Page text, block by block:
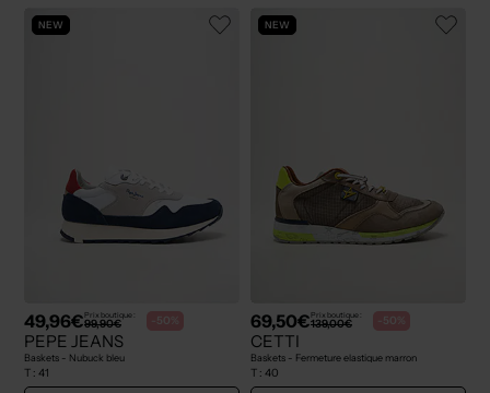
NEW
49,96€Prix boutique :
99,90€ -50%
PEPE JEANS
Baskets - Nubuck bleu
T : 41
NEW
69,50€Prix boutique :
139,00€ -50%
CETTI
Baskets - Fermeture elastique marron
T : 40